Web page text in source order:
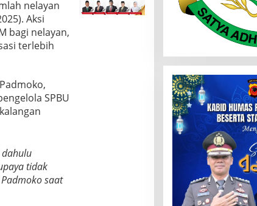
nelayan
Aksi
bagi nelayan,
terlebih
SPBU
dahulu
tidak
saat